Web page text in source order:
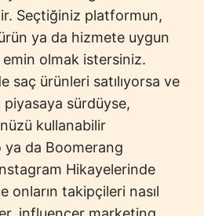
Seçtiğiniz platformun,
ya da hizmete uygun
olmak istersiniz.
saç ürünleri satılıyorsa ve
piyasaya sürdüyse,
kullanabilir
ya da Boomerang
Hikayelerinde
onların takipçileri nasıl